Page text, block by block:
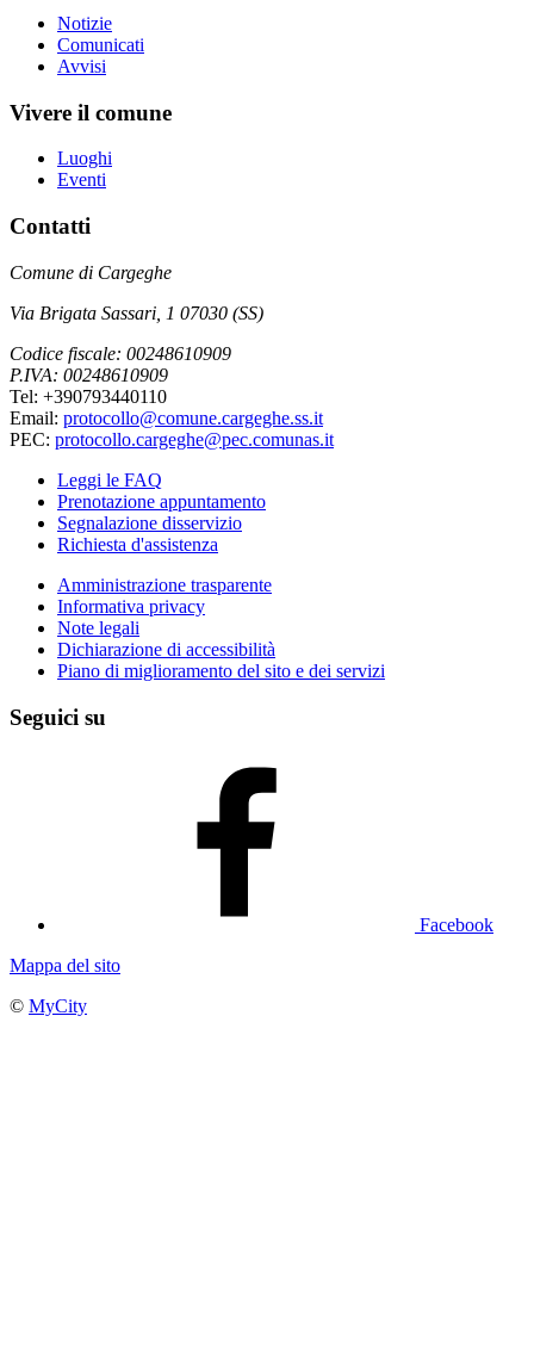
Notizie
Comunicati
Avvisi
Vivere il comune
Luoghi
Eventi
Contatti
Comune di Cargeghe
Via Brigata Sassari, 1 07030 (SS)
Codice fiscale: 00248610909
P.IVA: 00248610909
Tel: +390793440110
Email: protocollo@comune.cargeghe.ss.it
PEC: protocollo.cargeghe@pec.comunas.it
Leggi le FAQ
Prenotazione appuntamento
Segnalazione disservizio
Richiesta d'assistenza
Amministrazione trasparente
Informativa privacy
Note legali
Dichiarazione di accessibilità
Piano di miglioramento del sito e dei servizi
Seguici su
Facebook
Mappa del sito
© MyCity